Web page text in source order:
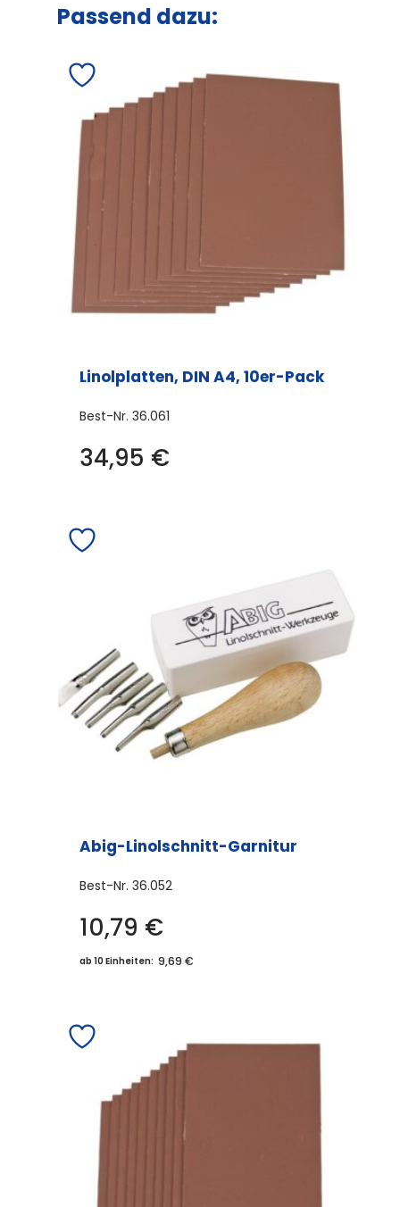
Passend dazu:
Linolplatten, DIN A4, 10er-Pack
Best-Nr. 36.061
34,95 €
Abig-Linolschnitt-Garnitur
Best-Nr. 36.052
10,79 €
ab 10 Einheiten: 9,69 €